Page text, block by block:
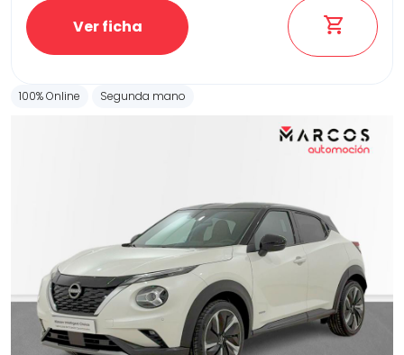
Ver ficha
100% Online Segunda mano